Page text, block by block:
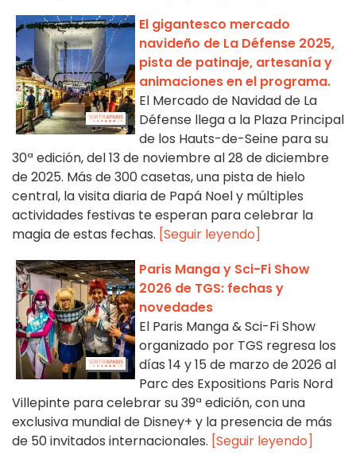
El gigantesco mercado
navideño de La Défense 2025,
pista de patinaje, artesanía y
animaciones en el programa.
El Mercado de Navidad de La
Défense llega a la Plaza Principal
de los Hauts-de-Seine para su
30ª edición, del 13 de noviembre al 28 de diciembre
de 2025. Más de 300 casetas, una pista de hielo
central, la visita diaria de Papá Noel y múltiples
actividades festivas te esperan para celebrar la
magia de estas fechas. [Seguir leyendo]
Paris Manga y Sci-Fi Show
2026 de TGS: fechas y
novedades
El Paris Manga & Sci-Fi Show
organizado por TGS regresa los
días 14 y 15 de marzo de 2026 al
Parc des Expositions Paris Nord
Villepinte para celebrar su 39ª edición, con una
exclusiva mundial de Disney+ y la presencia de más
de 50 invitados internacionales. [Seguir leyendo]